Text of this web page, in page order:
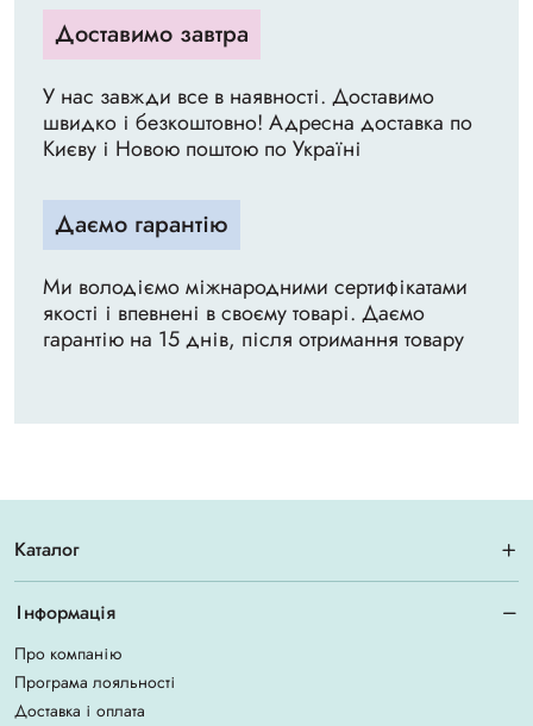
Доставимо завтра
У нас завжди все в наявності. Доставимо
швидко і безкоштовно! Адресна доставка по
Києву і Новою поштою по Україні
Даємо гарантію
Ми володіємо міжнародними сертифікатами
якості і впевнені в своєму товарі. Даємо
гарантію на 15 днів, після отримання товару
Каталог
Інформація
Про компанію
Програма лояльності
Доставка і оплата